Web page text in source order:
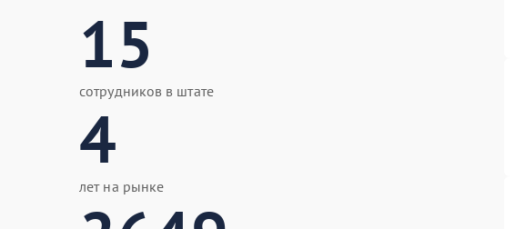
15
сотрудников в штате
4
лет на рынке